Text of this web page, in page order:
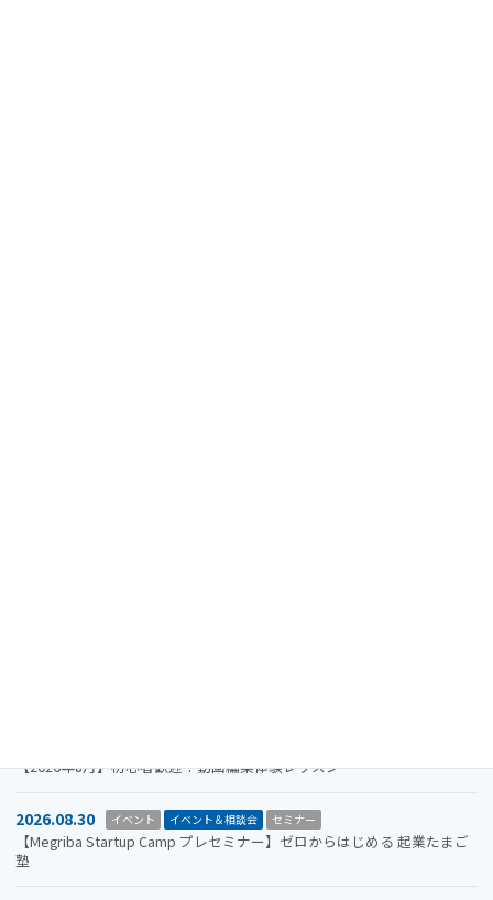
【2026年8月】初心者歓迎！動画編集体験レッスン
2026.08.30 イベント イベント＆相談会 セミナー
【Megriba Startup Camp プレセミナー】ゼロからはじめる 起業たまご
塾